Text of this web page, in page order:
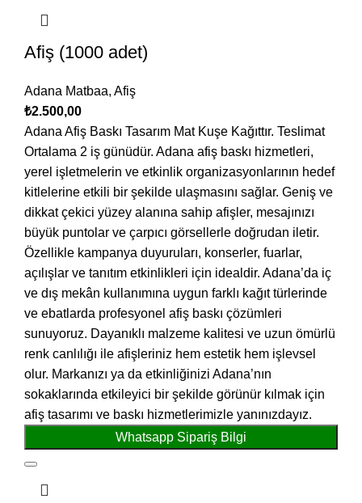
Afiş (1000 adet)
Adana Matbaa, Afiş
₺2.500,00
Adana Afiş Baskı Tasarım Mat Kuşe Kağıttır. Teslimat
Ortalama 2 iş günüdür. Adana afiş baskı hizmetleri,
yerel işletmelerin ve etkinlik organizasyonlarının hedef
kitlelerine etkili bir şekilde ulaşmasını sağlar. Geniş ve
dikkat çekici yüzey alanına sahip afişler, mesajınızı
büyük puntolar ve çarpıcı görsellerle doğrudan iletir.
Özellikle kampanya duyuruları, konserler, fuarlar,
açılışlar ve tanıtım etkinlikleri için idealdir. Adana’da iç
ve dış mekân kullanımına uygun farklı kağıt türlerinde
ve ebatlarda profesyonel afiş baskı çözümleri
sunuyoruz. Dayanıklı malzeme kalitesi ve uzun ömürlü
renk canlılığı ile afişleriniz hem estetik hem işlevsel
olur. Markanızı ya da etkinliğinizi Adana’nın
sokaklarında etkileyici bir şekilde görünür kılmak için
afiş tasarımı ve baskı hizmetlerimizle yanınızdayız.
Whatsapp Sipariş Bilgi